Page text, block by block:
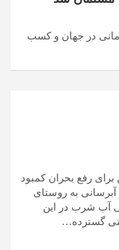
در جهان و کسب
برای رفع بحران کمبود
به روستای
آب شرب در این
گسترده…